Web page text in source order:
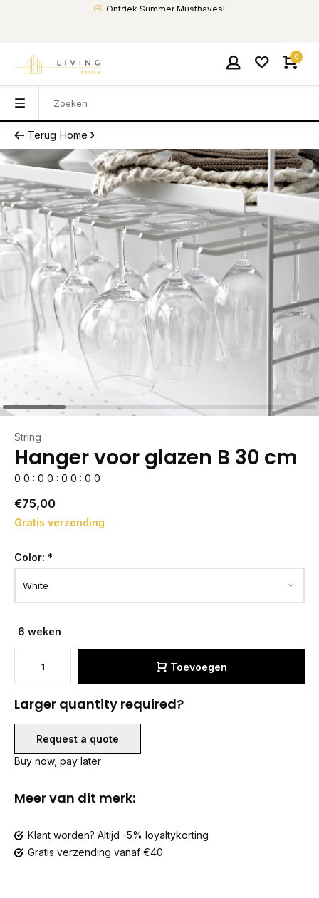
Ontdek Summer Musthaves!
0
Terug Home
String
Hanger voor glazen B 30 cm
0 0 : 0 0 : 0 0 : 0 0
€75,00
Gratis verzending
Color: *
6 weken
Toevoegen
Larger quantity required?
Request a quote
Buy now, pay later
Meer van dit merk:
Klant worden? Altijd -5% loyaltykorting
Gratis verzending vanaf €40